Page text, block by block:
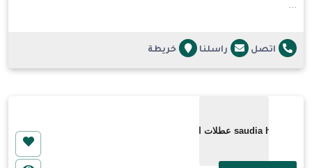
...
اتصل راسلنا خريطة